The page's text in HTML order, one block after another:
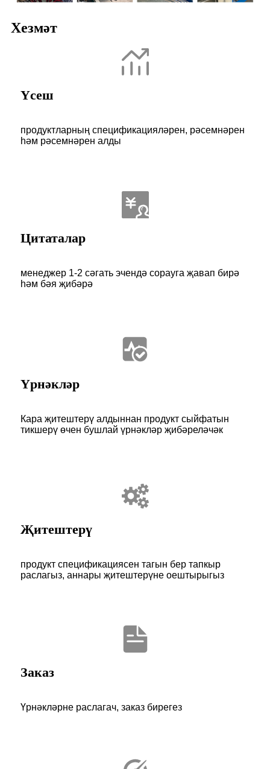
Хезмәт
Үсеш
продуктларның спецификацияләрен, рәсемнәрен
һәм рәсемнәрен алды
Цитаталар
менеджер 1-2 сәгать эчендә сорауга җавап бирә
һәм бәя җибәрә
Үрнәкләр
Кара җитештерү алдыннан продукт сыйфатын
тикшерү өчен бушлай үрнәкләр җибәреләчәк
Җитештерү
продукт спецификациясен тагын бер тапкыр
раслагыз, аннары җитештерүне оештырыгыз
Заказ
Үрнәкләрне раслагач, заказ бирегез